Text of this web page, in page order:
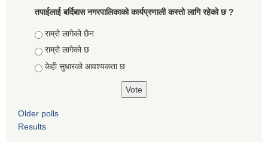
तपाईलाई बर्दिबास नगरपालिकाको कार्यप्रणाली कस्तो लागि रहेको छ ?
Choices
राम्रो लागेको छैन
राम्रो लागेको छ
केही सुधारको आवश्यकता छ
Older polls
Results